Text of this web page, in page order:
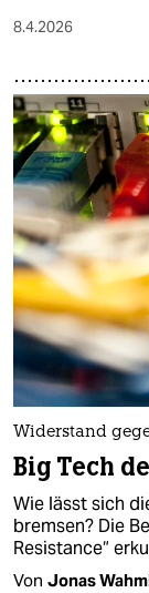
8.4.2026
Widerstand
Big Tech
Wie lässt sich
bremsen? Die
Resistance“
Von Jonas